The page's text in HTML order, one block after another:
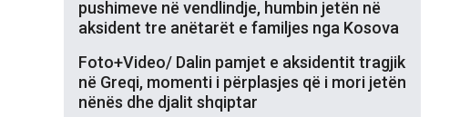
pushimeve në vendlindje, humbin jetën në
aksident tre anëtarët e familjes nga Kosova
Foto+Video/ Dalin pamjet e aksidentit tragjik
në Greqi, momenti i përplasjes që i mori jetën
nënës dhe djalit shqiptar